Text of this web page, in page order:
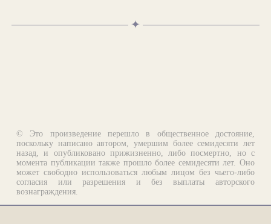
✦
© Это произведение перешло в общественное достояние,
поскольку написано автором, умершим более семидесяти лет
назад, и опубликовано прижизненно, либо посмертно, но с
момента публикации также прошло более семидесяти лет. Оно
может свободно использоваться любым лицом без чьего-либо
согласия или разрешения и без выплаты авторского
вознаграждения.